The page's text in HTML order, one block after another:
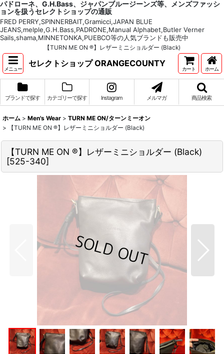
パドローネ、G.H.Bass、ジャパンブルージーンズ等、メンズファッシ
ョンを扱うセレクトショップの通販
FRED PERRY,SPINNERBAIT,Gramicci,JAPAN BLUE
JEANS,melple,G.H.Bass,PADRONE,Manual Alphabet,Butler Verner
Sails,shama,MINNETONKA,PUEBCO等の人気ブランドも販売中
【TURN ME ON ®】レザーミニショルダー (Black)
メニュー
セレクトショップ ORANGECOUNTY
カート ホーム
ブランドで探す カテゴリーで探す Instagram メルマガ 商品検索
ホーム > Men's Wear > TURN ME ON/ターンミーオン
>
【TURN ME ON ®】レザーミニショルダー (Black)
【TURN ME ON ®】レザーミニショルダー (Black)
[525-340]